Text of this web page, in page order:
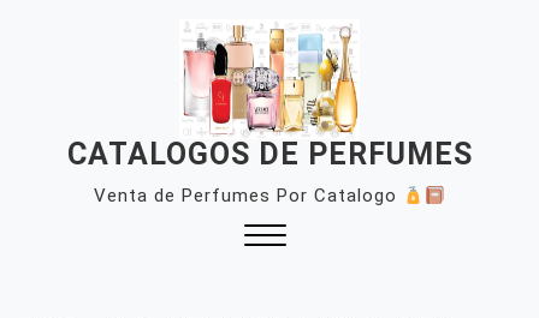
CATALOGOS DE PERFUMES
Venta de Perfumes Por Catalogo